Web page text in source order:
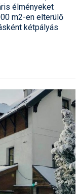
élményeket
m2-en elterülő
kétpályás